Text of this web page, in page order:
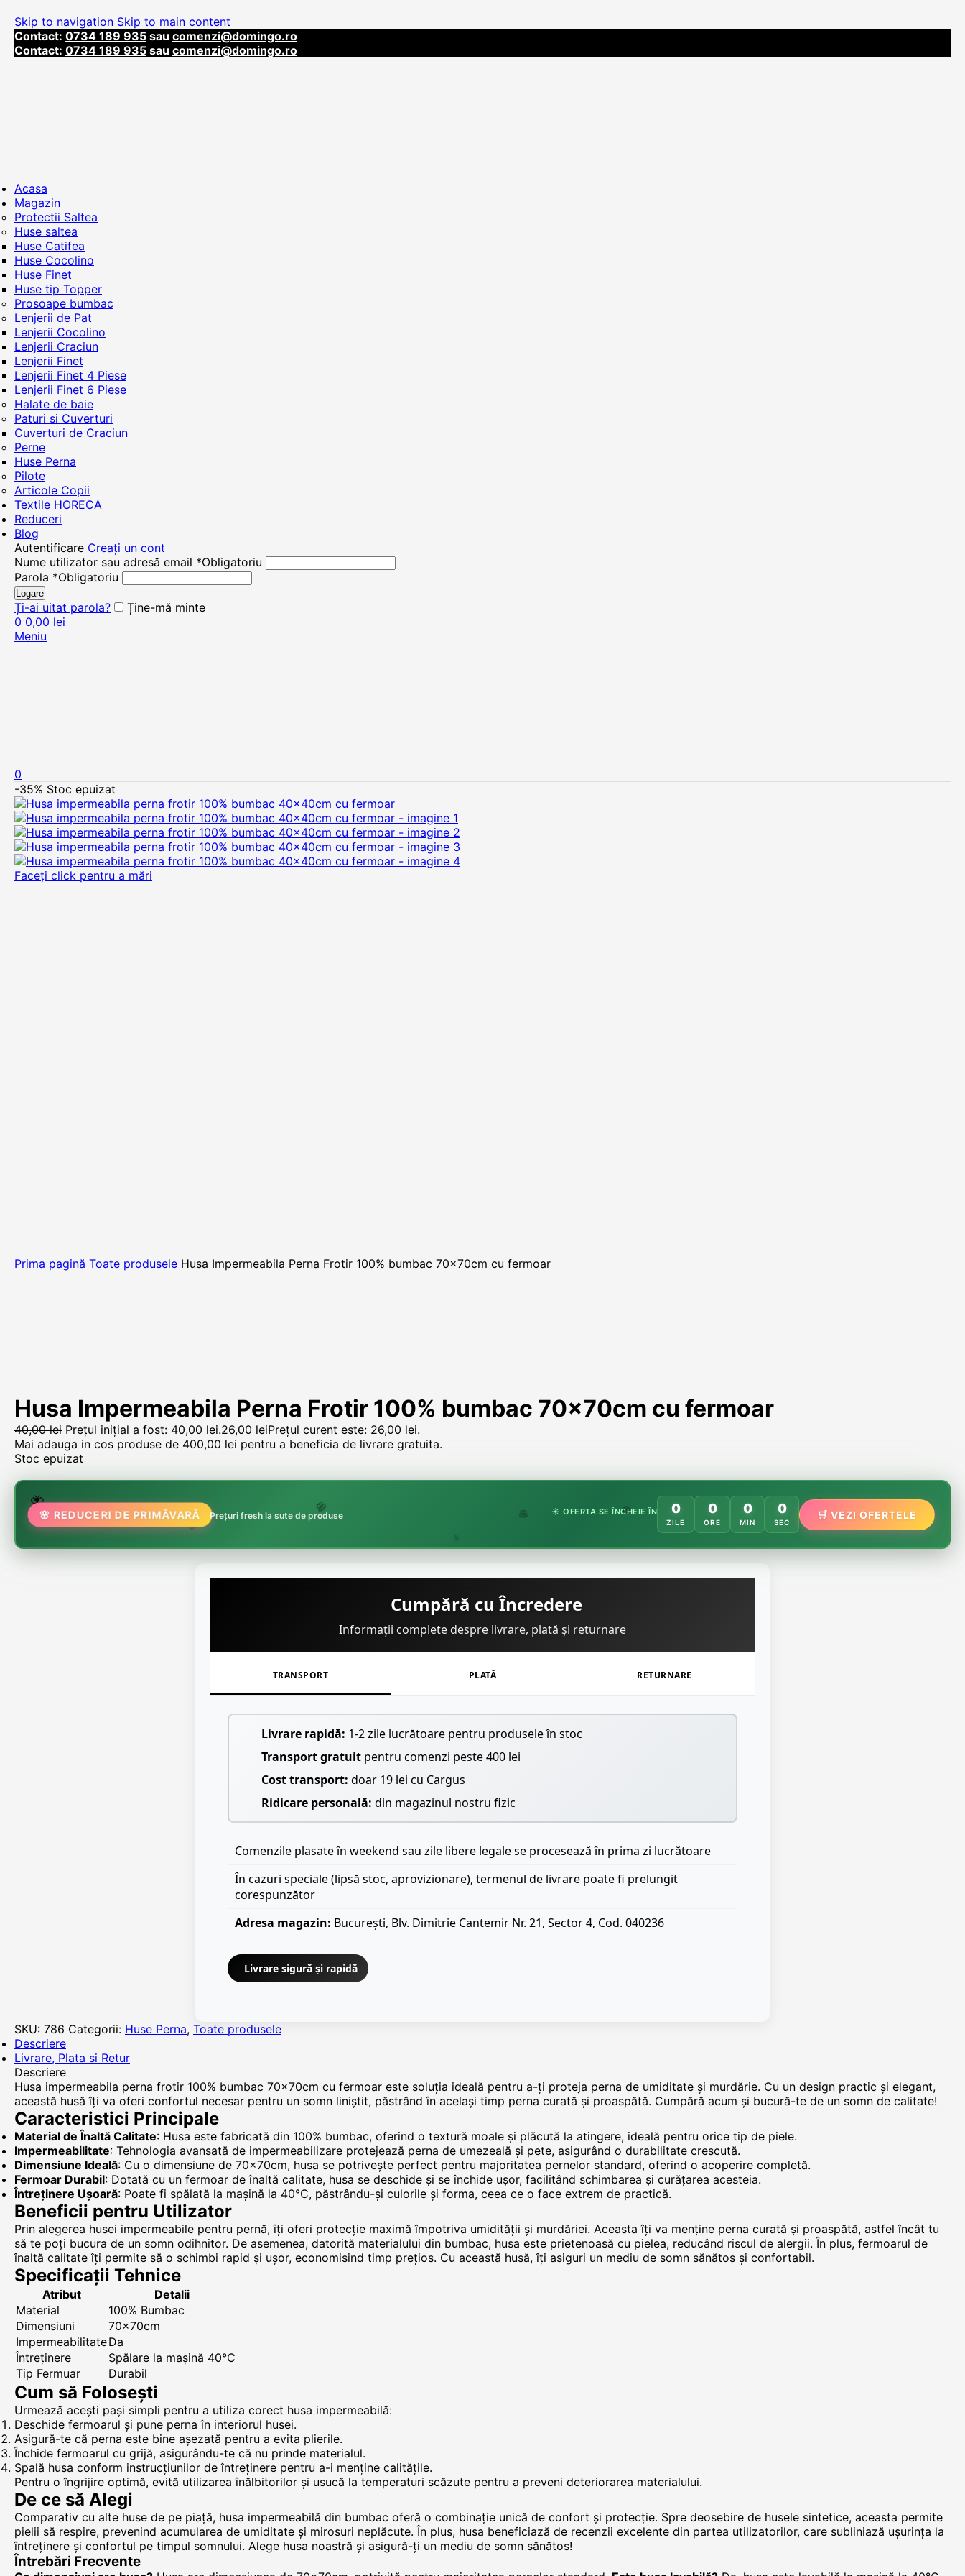
Skip to navigation Skip to main content
Contact: 0734 189 935 sau comenzi@domingo.ro
Contact: 0734 189 935 sau comenzi@domingo.ro
Acasa
Magazin
Protectii Saltea
Huse saltea
Huse Catifea
Huse Cocolino
Huse Finet
Huse tip Topper
Prosoape bumbac
Lenjerii de Pat
Lenjerii Cocolino
Lenjerii Craciun
Lenjerii Finet
Lenjerii Finet 4 Piese
Lenjerii Finet 6 Piese
Halate de baie
Paturi si Cuverturi
Cuverturi de Craciun
Perne
Huse Perna
Pilote
Articole Copii
Textile HORECA
Reduceri
Blog
Autentificare Creați un cont
Nume utilizator sau adresă email *Obligatoriu
Parola *Obligatoriu
Logare
Ți-ai uitat parola?
Ține-mă minte
0 0,00 lei
Meniu
0
-35% Stoc epuizat
Faceți click pentru a mări
Prima pagină Toate produsele Husa Impermeabila Perna Frotir 100% bumbac 70x70cm cu fermoar
Husa Impermeabila Perna Frotir 100% bumbac 70x70cm cu fermoar
40,00lei Prețul inițial a fost: 40,00 lei.26,00 leiPrețul curent este: 26,00 lei.
Mai adauga in cos produse de 400,00 lei pentru a beneficia de livrare gratuita.
Stoc epuizat
🌸
🌿
🌿
🌸
🌷
🦋
🌸 REDUCERI DE PRIMĂVARĂ Prețuri fresh la sute de produse ☀️ OFERTA SE ÎNCHEIE ÎN 0
ZILE
0
ORE
0
MIN
0
SEC
🛒 VEZI OFERTELE
Cumpără cu Încredere
Informații complete despre livrare, plată și returnare
TRANSPORT PLATĂ RETURNARE
Livrare rapidă: 1-2 zile lucrătoare pentru produsele în stoc
Transport gratuit pentru comenzi peste 400 lei
Cost transport: doar 19 lei cu Cargus
Ridicare personală: din magazinul nostru fizic
Comenzile plasate în weekend sau zile libere legale se procesează în prima zi lucrătoare
În cazuri speciale (lipsă stoc, aprovizionare), termenul de livrare poate fi prelungit
corespunzător
Adresa magazin: București, Blv. Dimitrie Cantemir Nr. 21, Sector 4, Cod. 040236
Livrare sigură și rapidă
SKU: 786 Categorii: Huse Perna, Toate produsele
Descriere
Livrare, Plata si Retur
Descriere
Husa impermeabila perna frotir 100% bumbac 70x70cm cu fermoar este soluția ideală pentru a-ți proteja perna de umiditate și murdărie. Cu un design practic și elegant,
această husă îți va oferi confortul necesar pentru un somn liniștit, păstrând în același timp perna curată și proaspătă. Cumpără acum și bucură-te de un somn de calitate!
Caracteristici Principale
Material de Înaltă Calitate: Husa este fabricată din 100% bumbac, oferind o textură moale și plăcută la atingere, ideală pentru orice tip de piele.
Impermeabilitate: Tehnologia avansată de impermeabilizare protejează perna de umezeală și pete, asigurând o durabilitate crescută.
Dimensiune Ideală: Cu o dimensiune de 70x70cm, husa se potrivește perfect pentru majoritatea pernelor standard, oferind o acoperire completă.
Fermoar Durabil: Dotată cu un fermoar de înaltă calitate, husa se deschide și se închide ușor, facilitând schimbarea și curățarea acesteia.
Întreținere Ușoară: Poate fi spălată la mașină la 40°C, păstrându-și culorile și forma, ceea ce o face extrem de practică.
Beneficii pentru Utilizator
Prin alegerea husei impermeabile pentru pernă, îți oferi protecție maximă împotriva umidității și murdăriei. Aceasta îți va menține perna curată și proaspătă, astfel încât tu
să te poți bucura de un somn odihnitor. De asemenea, datorită materialului din bumbac, husa este prietenoasă cu pielea, reducând riscul de alergii. În plus, fermoarul de
înaltă calitate îți permite să o schimbi rapid și ușor, economisind timp prețios. Cu această husă, îți asiguri un mediu de somn sănătos și confortabil.
Specificații Tehnice
Atribut
Detalii
Material
100% Bumbac
Dimensiuni
70x70cm
ImpermeabilitateDa
Întreținere
Spălare la mașină 40°C
Tip Fermuar
Durabil
Cum să Folosești
Urmează acești pași simpli pentru a utiliza corect husa impermeabilă:
Deschide fermoarul și pune perna în interiorul husei.
Asigură-te că perna este bine așezată pentru a evita plierile.
Închide fermoarul cu grijă, asigurându-te că nu prinde materialul.
Spală husa conform instrucțiunilor de întreținere pentru a-i menține calitățile.
Pentru o îngrijire optimă, evită utilizarea înălbitorilor și usucă la temperaturi scăzute pentru a preveni deteriorarea materialului.
De ce să Alegi
Comparativ cu alte huse de pe piață, husa impermeabilă din bumbac oferă o combinație unică de confort și protecție. Spre deosebire de husele sintetice, aceasta permite
pielii să respire, prevenind acumularea de umiditate și mirosuri neplăcute. În plus, husa beneficiază de recenzii excelente din partea utilizatorilor, care subliniază ușurința la
întreținere și confortul pe timpul somnului. Alege husa noastră și asigură-ți un mediu de somn sănătos!
Întrebări Frecvente